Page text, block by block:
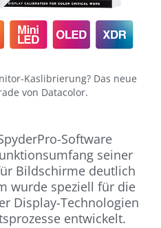
Kaslibrierung? Das neue
von Datacolor.
Software
seiner
Bildschirme deutlich
wurde speziell für die
Display-Technologien
entwickelt.